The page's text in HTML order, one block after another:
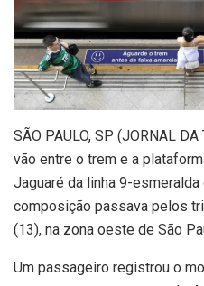
SÃO PAULO, SP (JORNAL
vão entre o trem e a
Jaguaré da linha 9-
composição passava pelos
(13), na zona oeste de São
Um passageiro registrou o